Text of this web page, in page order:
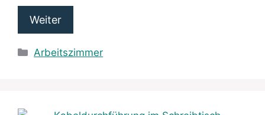
Weiter
Kategorien
Arbeitszimmer